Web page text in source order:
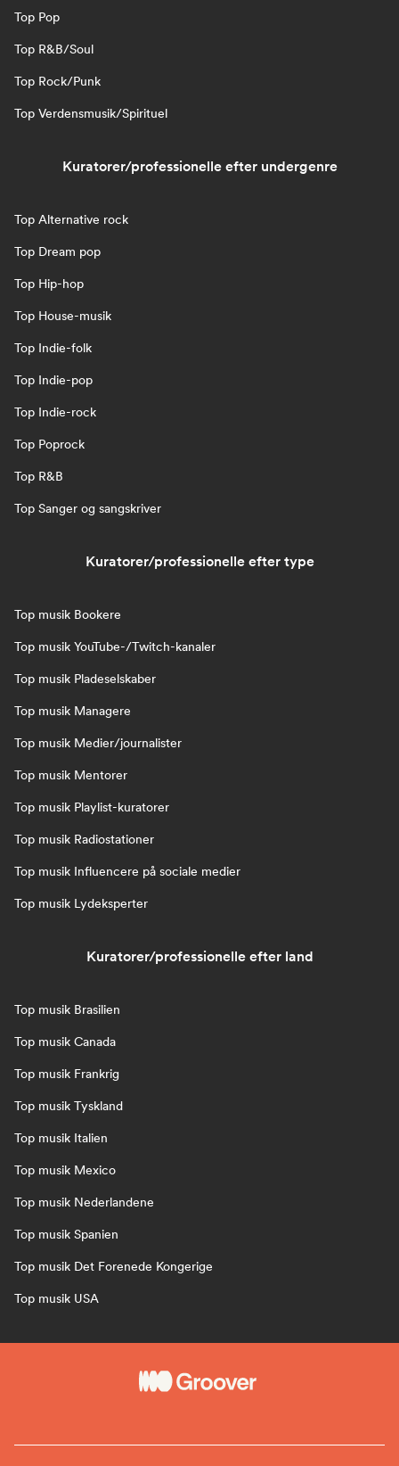
Top Pop
Top R&B/Soul
Top Rock/Punk
Top Verdensmusik/Spirituel
Kuratorer/professionelle efter undergenre
Top Alternative rock
Top Dream pop
Top Hip-hop
Top House-musik
Top Indie-folk
Top Indie-pop
Top Indie-rock
Top Poprock
Top R&B
Top Sanger og sangskriver
Kuratorer/professionelle efter type
Top musik Bookere
Top musik YouTube-/Twitch-kanaler
Top musik Pladeselskaber
Top musik Managere
Top musik Medier/journalister
Top musik Mentorer
Top musik Playlist-kuratorer
Top musik Radiostationer
Top musik Influencere på sociale medier
Top musik Lydeksperter
Kuratorer/professionelle efter land
Top musik Brasilien
Top musik Canada
Top musik Frankrig
Top musik Tyskland
Top musik Italien
Top musik Mexico
Top musik Nederlandene
Top musik Spanien
Top musik Det Forenede Kongerige
Top musik USA